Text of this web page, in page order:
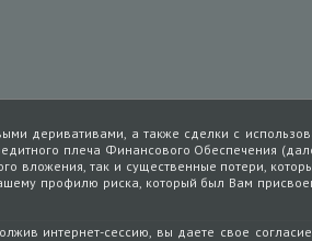
деривативами, а также сделки с
плеча Финансового Обеспечения
вложения, так и существенные потери,
профилю риска, который был Вам
интернет-сессию, вы даете свое